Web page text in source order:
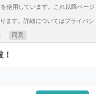
使用しています。これ以降ページ
ます。詳細についてはプライバシ
同意
！